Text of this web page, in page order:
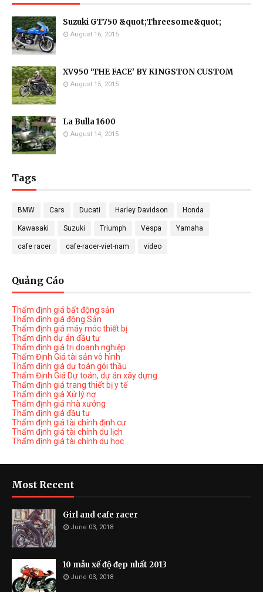
Suzuki GT750 &quot;Threesome&quot;
August 16, 2015
XV950 ‘THE FACE’ BY KINGSTON CUSTOM
August 15, 2015
La Bulla 1600
August 14, 2015
Tags
BMW Cars Ducati Harley Davidson Honda
Kawasaki Suzuki Triumph Vespa Yamaha
cafe racer cafe-racer-viet-nam video
Quảng Cáo
Thẩm định giá bất động sản
Thẩm định giá động Sản
Thẩm định giá máy móc thiết bị
Thẩm định dự án đầu tư
Thẩm định giá tri doanh nghiệp
Thẩm Định Giá tài sản vô hình
Thẩm định giá dự toán gói thầu
Thẩm Định Giá Dự toán, dự án xây dựng
Thẩm định giá trang thiết bị y tế
Thẩm định giá Xử lý nợ
Thẩm định giá nhà xưởng
Thẩm định giá đầu tư
Thẩm định giá tài chính định cư
Thẩm định giá tài chính du lịch
Thẩm định giá tài chính du học
Most Recent
Girl and cafe racer
June 03, 2018
10 mẫu xế độ đẹp nhất 2013
June 03, 2018